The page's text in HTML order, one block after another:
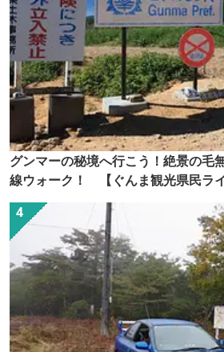
グンマーの秘境へ行こう！絶景の毛
線ウォーク！ 【ぐんま観光県民ライ